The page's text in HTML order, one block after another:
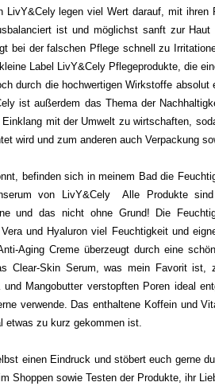
LivY&Cely legen viel Wert darauf, mit
ist und möglichst sanft zur
bei der falschen Pflege schnell zu
Label LivY&Cely Pflegeprodukte, die
durch die hochwertigen Wirkstoffe
ist außerdem das Thema der
mit der Umwelt zu wirtschaften,
wird und zum anderen auch Verpackung
befinden sich in meinem Bad die
von LivY&Cely Alle Produkte sind
und das nicht ohne Grund! Die
und Hyaluron viel Feuchtigkeit und
Aging Creme überzeugt durch eine
Clear-Skin Serum, was mein Favorit
und Mangobutter verstopften Poren ideal
verwende. Das enthaltene Koffein und
etwas zu kurz gekommen ist.
einen Eindruck und stöbert euch gerne
Shoppen sowie Testen der Produkte, ihr